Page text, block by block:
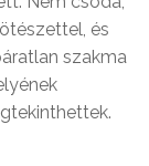
és
szakma